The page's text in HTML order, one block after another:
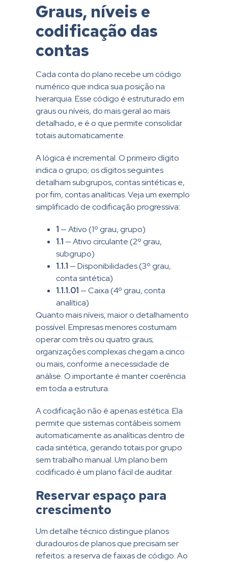
Graus, níveis e
codificação das
contas
Cada conta do plano recebe um código
numérico que indica sua posição na
hierarquia. Esse código é estruturado em
graus ou níveis, do mais geral ao mais
detalhado, e é o que permite consolidar
totais automaticamente.
A lógica é incremental. O primeiro dígito
indica o grupo; os dígitos seguintes
detalham subgrupos, contas sintéticas e,
por fim, contas analíticas. Veja um exemplo
simplificado de codificação progressiva:
1 — Ativo (1º grau, grupo)
1.1 — Ativo circulante (2º grau,
subgrupo)
1.1.1 — Disponibilidades (3º grau,
conta sintética)
1.1.1.01 — Caixa (4º grau, conta
analítica)
Quanto mais níveis, maior o detalhamento
possível. Empresas menores costumam
operar com três ou quatro graus;
organizações complexas chegam a cinco
ou mais, conforme a necessidade de
análise. O importante é manter coerência
em toda a estrutura.
A codificação não é apenas estética. Ela
permite que sistemas contábeis somem
automaticamente as analíticas dentro de
cada sintética, gerando totais por grupo
sem trabalho manual. Um plano bem
codificado é um plano fácil de auditar.
Reservar espaço para
crescimento
Um detalhe técnico distingue planos
duradouros de planos que precisam ser
refeitos: a reserva de faixas de código. Ao